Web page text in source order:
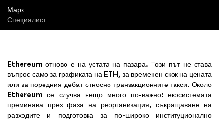
Марк
Специалист
Ethereum отново е на устата на пазара. Този път не става
въпрос само за графиката на ETH, за временен скок на цената
или за поредния дебат относно транзакционните такси. Около
Ethereum се случва нещо много по-важно: екосистемата
преминава през фаза на реорганизация, съкращаване на
разходите и подготовка за по-широко институционално